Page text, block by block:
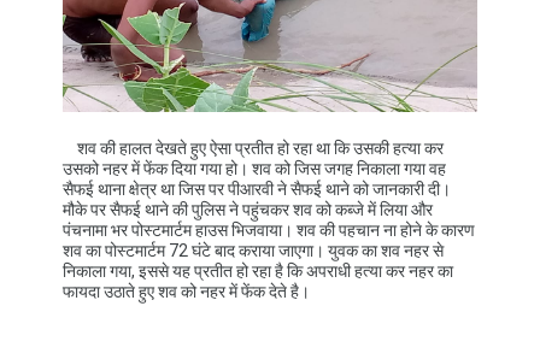
शव की हालत देखते हुए ऐसा प्रतीत हो रहा था कि उसकी हत्या कर
उसको नहर में फेंक दिया गया हो। शव को जिस जगह निकाला गया वह
सैफई थाना क्षेत्र था जिस पर पीआरवी ने सैफई थाने को जानकारी दी।
मौके पर सैफई थाने की पुलिस ने पहुंचकर शव को कब्जे में लिया और
पंचनामा भर पोस्टमार्टम हाउस भिजवाया। शव की पहचान ना होने के कारण
शव का पोस्टमार्टम 72 घंटे बाद कराया जाएगा। युवक का शव नहर से
निकाला गया, इससे यह प्रतीत हो रहा है कि अपराधी हत्या कर नहर का
फायदा उठाते हुए शव को नहर में फेंक देते है।